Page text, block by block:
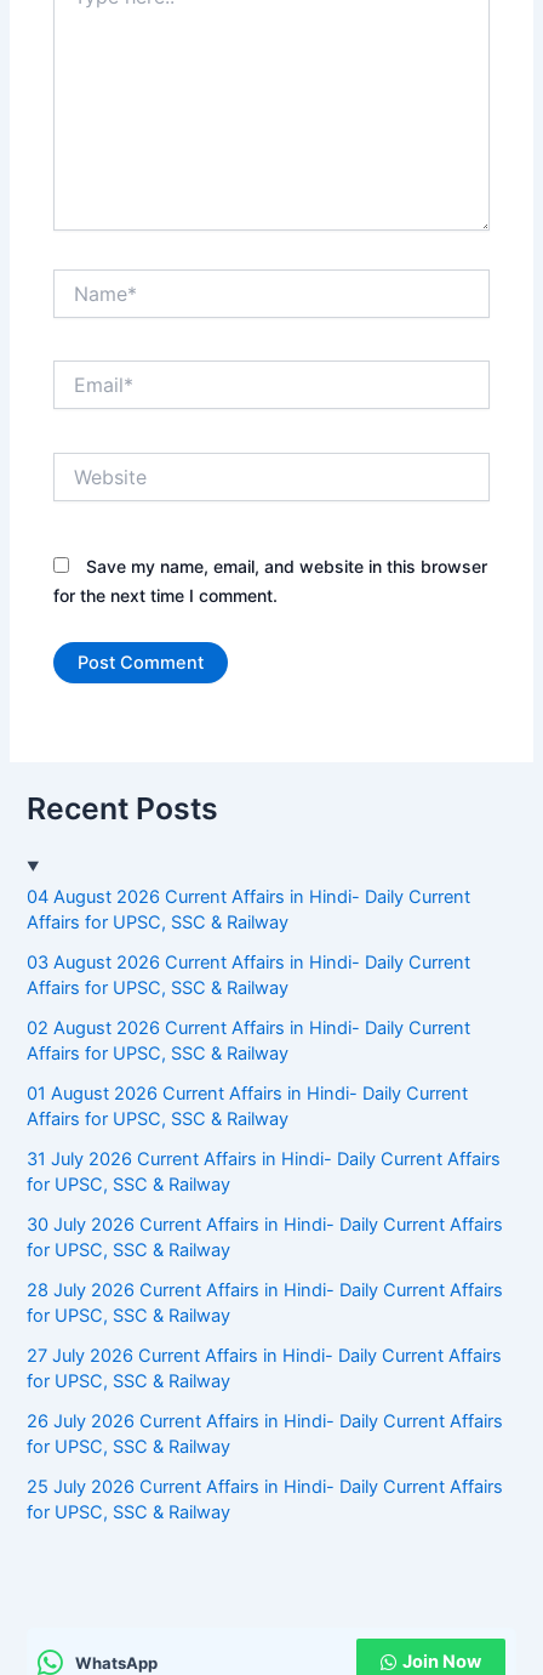
Save my name, email, and website in this browser
for the next time I comment.
Recent Posts
04 August 2026 Current Affairs in Hindi- Daily Current
Affairs for UPSC, SSC & Railway
03 August 2026 Current Affairs in Hindi- Daily Current
Affairs for UPSC, SSC & Railway
02 August 2026 Current Affairs in Hindi- Daily Current
Affairs for UPSC, SSC & Railway
01 August 2026 Current Affairs in Hindi- Daily Current
Affairs for UPSC, SSC & Railway
31 July 2026 Current Affairs in Hindi- Daily Current Affairs
for UPSC, SSC & Railway
30 July 2026 Current Affairs in Hindi- Daily Current Affairs
for UPSC, SSC & Railway
28 July 2026 Current Affairs in Hindi- Daily Current Affairs
for UPSC, SSC & Railway
27 July 2026 Current Affairs in Hindi- Daily Current Affairs
for UPSC, SSC & Railway
26 July 2026 Current Affairs in Hindi- Daily Current Affairs
for UPSC, SSC & Railway
25 July 2026 Current Affairs in Hindi- Daily Current Affairs
for UPSC, SSC & Railway
WhatsApp Join Now